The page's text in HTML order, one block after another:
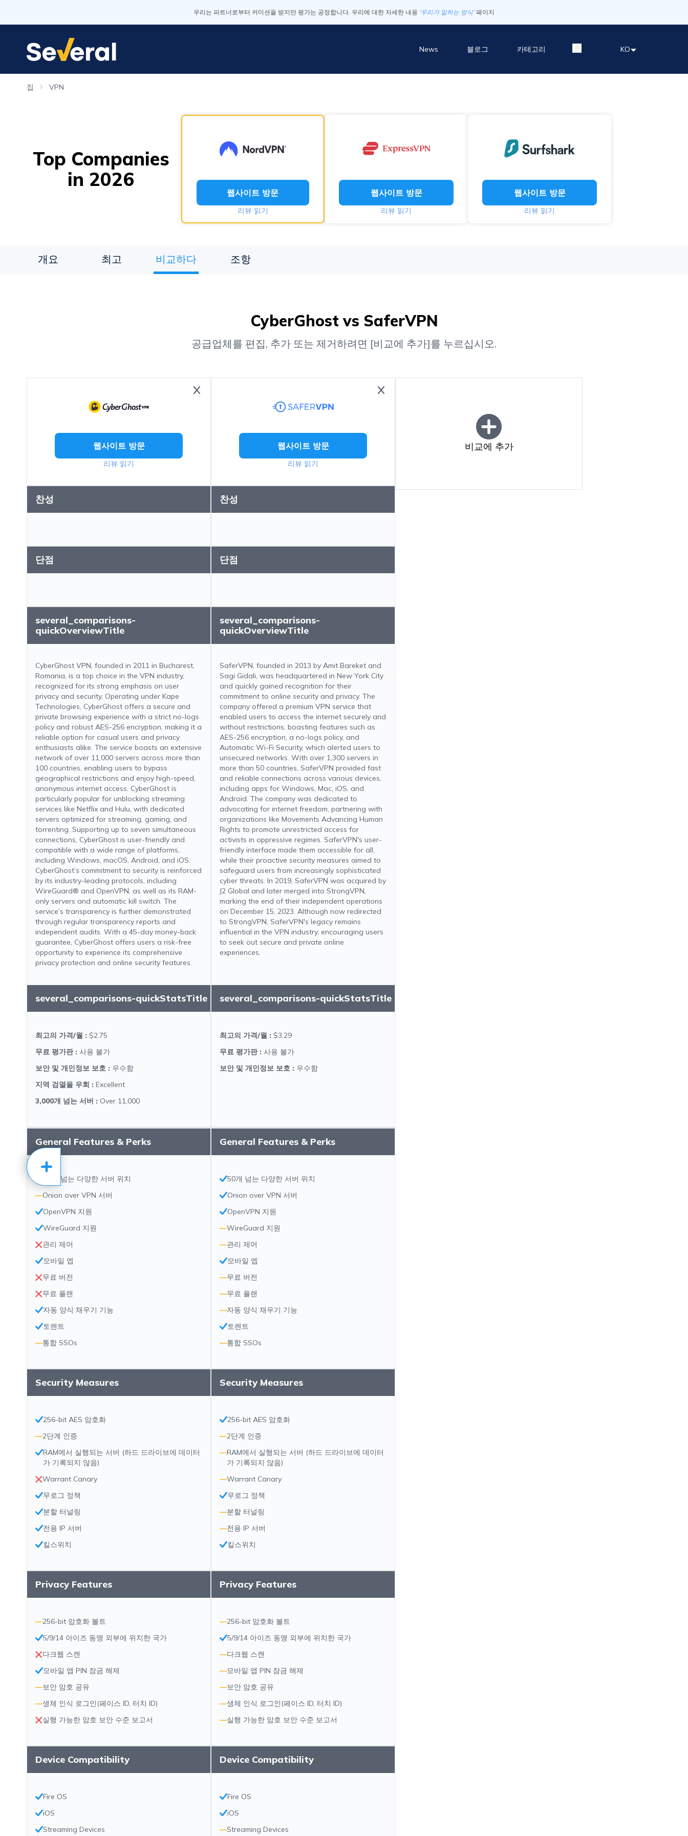
우리는 파트너로부터 커미션을 받지만 평가는 공정합니다. 우리에 대한 자세한 내용 '우리가 일하는 방식' 페이지
News 블로그 카테고리 KO
집 VPN
Top Companies
in 2026
웹사이트 방문
리뷰 읽기
웹사이트 방문
리뷰 읽기
웹사이트 방문
리뷰 읽기
개요 최고 비교하다 조항
CyberGhost vs SaferVPN
공급업체를 편집, 추가 또는 제거하려면 [비교에 추가]를 누르십시오.
웹사이트 방문
리뷰 읽기
웹사이트 방문
리뷰 읽기
찬성 찬성
단점 단점
several_comparisons-
quickOverviewTitle
CyberGhost VPN, founded in 2011 in Bucharest,
Romania, is a top choice in the VPN industry,
recognized for its strong emphasis on user
privacy and security. Operating under Kape
Technologies, CyberGhost offers a secure and
private browsing experience with a strict no-logs
policy and robust AES-256 encryption, making it a
reliable option for casual users and privacy
enthusiasts alike. The service boasts an extensive
network of over 11,000 servers across more than
100 countries, enabling users to bypass
geographical restrictions and enjoy high-speed,
anonymous internet access. CyberGhost is
particularly popular for unblocking streaming
services like Netflix and Hulu, with dedicated
servers optimized for streaming, gaming, and
torrenting. Supporting up to seven simultaneous
connections, CyberGhost is user-friendly and
compatible with a wide range of platforms,
including Windows, macOS, Android, and iOS.
CyberGhost’s commitment to security is reinforced
by its industry-leading protocols, including
WireGuard® and OpenVPN, as well as its RAM-
only servers and automatic kill switch. The
service’s transparency is further demonstrated
through regular transparency reports and
independent audits. With a 45-day money-back
guarantee, CyberGhost offers users a risk-free
opportunity to experience its comprehensive
privacy protection and online security features.
several_comparisons-
quickOverviewTitle
SaferVPN, founded in 2013 by Amit Bareket and
Sagi Gidali, was headquartered in New York City
and quickly gained recognition for their
commitment to online security and privacy. The
company offered a premium VPN service that
enabled users to access the internet securely and
without restrictions, boasting features such as
AES-256 encryption, a no-logs policy, and
Automatic Wi-Fi Security, which alerted users to
unsecured networks. With over 1,300 servers in
more than 50 countries, SaferVPN provided fast
and reliable connections across various devices,
including apps for Windows, Mac, iOS, and
Android. The company was dedicated to
advocating for internet freedom, partnering with
organizations like Movements Advancing Human
Rights to promote unrestricted access for
activists in oppressive regimes. SaferVPN's user-
friendly interface made them accessible for all,
while their proactive security measures aimed to
safeguard users from increasingly sophisticated
cyber threats. In 2019, SaferVPN was acquired by
J2 Global and later merged into StrongVPN,
marking the end of their independent operations
on December 15, 2023. Although now redirected
to StrongVPN, SaferVPN's legacy remains
influential in the VPN industry, encouraging users
to seek out secure and private online
experiences.
several_comparisons-quickStatsTitle
최고의 가격/월 : $2.75
무료 평가판 : 사용 불가
보안 및 개인정보 보호 : 우수함
지역 검열을 우회 : Excellent
3,000개 넘는 서버 : Over 11,000
several_comparisons-quickStatsTitle
최고의 가격/월 : $3.29
무료 평가판 : 사용 불가
보안 및 개인정보 보호 : 우수함
General Features & Perks
50개 넘는 다양한 서버 위치
—Onion over VPN 서버
OpenVPN 지원
WireGuard 지원
관리 제어
모바일 엡
무료 버전
무료 플랜
자동 양식 채우기 기능
토렌트
—통합 SSOs
General Features & Perks
50개 넘는 다양한 서버 위치
Onion over VPN 서버
OpenVPN 지원
—WireGuard 지원
—관리 제어
모바일 엡
—무료 버전
—무료 플랜
—자동 양식 채우기 기능
토렌트
—통합 SSOs
Security Measures
256-bit AES 암호화
—2단계 인증
RAM에서 실행되는 서버 (하드 드라이브에 데이터
가 기록되지 않음)
Warrant Canary
무로그 정책
분할 터널링
전용 IP 서버
킬스위치
Security Measures
256-bit AES 암호화
—2단계 인증
—RAM에서 실행되는 서버 (하드 드라이브에 데이터
가 기록되지 않음)
—Warrant Canary
무로그 정책
—분할 터널링
—전용 IP 서버
킬스위치
Privacy Features
—256-bit 암호화 볼트
5/9/14 아이즈 동맹 외부에 위치한 국가
다크웹 스캔
모바일 앱 PIN 잠금 해제
—보안 암호 공유
—생체 인식 로그인(페이스 ID, 터치 ID)
실행 가능한 암호 보안 수준 보고서
Privacy Features
—256-bit 암호화 볼트
5/9/14 아이즈 동맹 외부에 위치한 국가
—다크웹 스캔
—모바일 앱 PIN 잠금 해제
—보안 암호 공유
—생체 인식 로그인(페이스 ID, 터치 ID)
—실행 가능한 암호 보안 수준 보고서
Device Compatibility
Fire OS
iOS
Streaming Devices
Device Compatibility
Fire OS
iOS
—Streaming Devices
비교에 추가